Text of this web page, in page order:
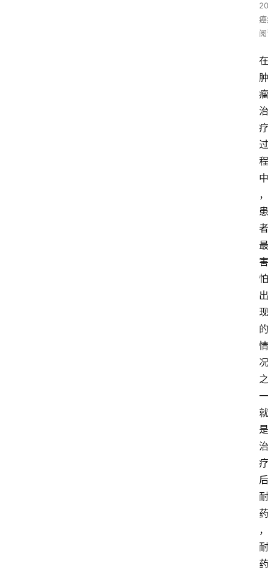
在
肿
瘤
治
疗
过
程
中
，
患
者
最
害
怕
出
现
的
情
况
之
一
就
是
治
疗
后
耐
药
，
耐
药